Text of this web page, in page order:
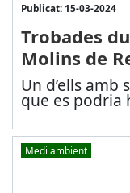
Publicat: 15-03-2024
Trobades
Molins de
Un d’ells
que es podria
Medi ambient